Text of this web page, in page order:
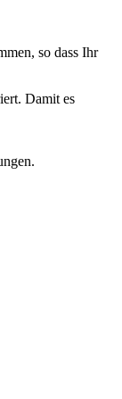
so dass Ihr
Damit es